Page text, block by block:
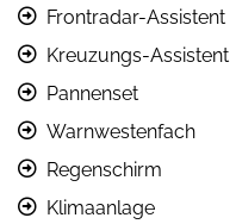
Frontradar-Assistent
Kreuzungs-Assistent
Pannenset
Warnwestenfach
Regenschirm
Klimaanlage